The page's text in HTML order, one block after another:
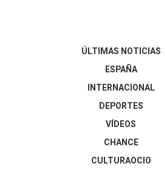
ÚLTIMAS NOTICIAS
ESPAÑA
INTERNACIONAL
DEPORTES
VÍDEOS
CHANCE
CULTURAOCIO